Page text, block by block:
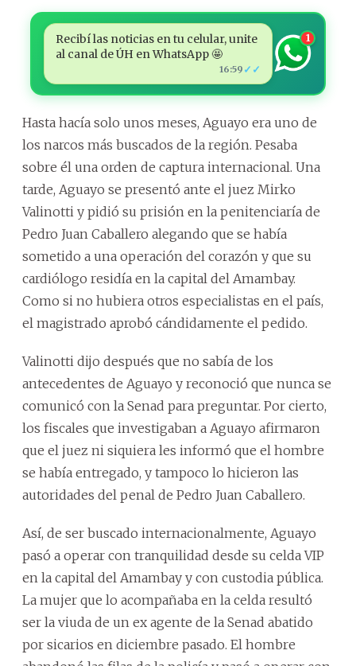
Recibí las noticias en tu celular, unite
al canal de ÚH en WhatsApp 🤩
16:59 ✓✓
1
Hasta hacía solo unos meses, Aguayo era uno de
los narcos más buscados de la región. Pesaba
sobre él una orden de captura internacional. Una
tarde, Aguayo se presentó ante el juez Mirko
Valinotti y pidió su prisión en la penitenciaría de
Pedro Juan Caballero alegando que se había
sometido a una operación del corazón y que su
cardiólogo residía en la capital del Amambay.
Como si no hubiera otros especialistas en el país,
el magistrado aprobó cándidamente el pedido.
Valinotti dijo después que no sabía de los
antecedentes de Aguayo y reconoció que nunca se
comunicó con la Senad para preguntar. Por cierto,
los fiscales que investigaban a Aguayo afirmaron
que el juez ni siquiera les informó que el hombre
se había entregado, y tampoco lo hicieron las
autoridades del penal de Pedro Juan Caballero.
Así, de ser buscado internacionalmente, Aguayo
pasó a operar con tranquilidad desde su celda VIP
en la capital del Amambay y con custodia pública.
La mujer que lo acompañaba en la celda resultó
ser la viuda de un ex agente de la Senad abatido
por sicarios en diciembre pasado. El hombre